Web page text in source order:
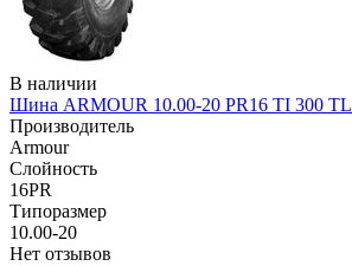
В наличии
Шина ARMOUR 10.00-20 PR16 TI 300 TL
Производитель
Armour
Слойность
16PR
Типоразмер
10.00-20
Нет отзывов